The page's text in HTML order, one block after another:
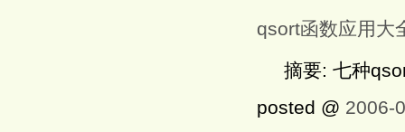
qsort函数应用大
摘要: 七种
posted @ 2006-